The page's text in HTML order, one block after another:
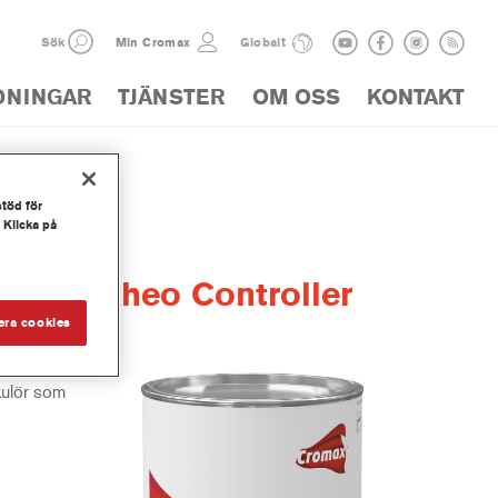
Sök Min Cromax Globalt
TJÄNSTER OM OSS KONTAKT
Rheo Controller
som
för
på
cookies